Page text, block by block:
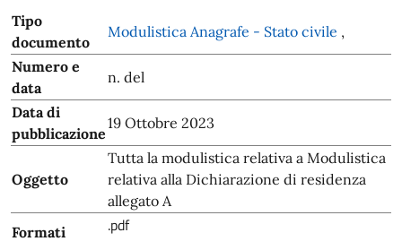
Tipo
documento
Modulistica Anagrafe - Stato civile ,
Numero e
data
n. del
Data di
pubblicazione
19 Ottobre 2023
Oggetto
Tutta la modulistica relativa a Modulistica
relativa alla Dichiarazione di residenza
allegato A
Formati
.pdf